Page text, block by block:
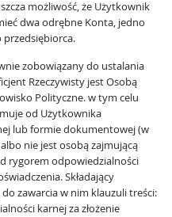
możliwość, że Użytkownik
dwa odrębne Konta, jedno
przedsiębiorca.
zobowiązany do ustalania
Rzeczywisty jest Osobą
Polityczne. w tym celu
od Użytkownika
lub formie dokumentowej (w
nie jest osobą zajmującą
rygorem odpowiedzialności
Składający
zawarcia w nim klauzuli treści:
karnej za złożenie